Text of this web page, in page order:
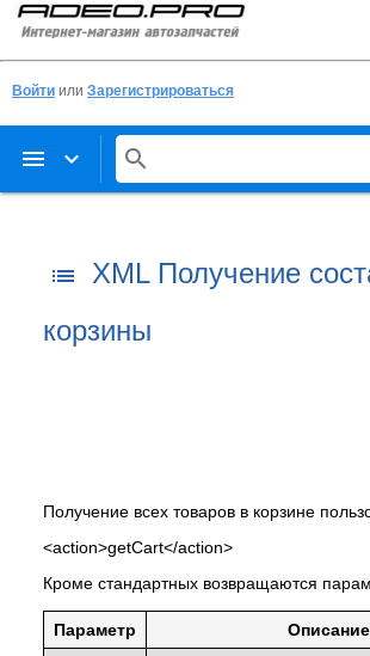
Войти или Зарегистрироваться
menu keyboard_arrow_down search
list
XML Получение
корзины
Получение всех товаров в корзине
<action>getCart</action>
Кроме стандартных возвращаются
Параметр Описание